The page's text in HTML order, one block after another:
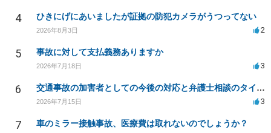
4 ひきにげにあいましたが証拠の防犯カメラがうつってない
2026年8月3日 2
5 事故に対して支払義務ありますか
2026年7月18日 3
6 交通事故の加害者としての今後の対応と弁護士相談のタイミングは？
2026年7月15日 3
7 車のミラー接触事故、医療費は取れないのでしょうか？